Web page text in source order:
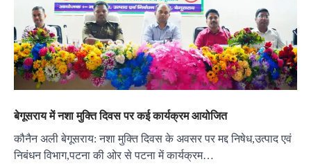
बेगूसराय में नशा मुक्ति दिवस पर कई कार्यक्रम आयोजित
कौनैन अली बेगूसराय: नशा मुक्ति दिवस के अवसर पर मद्द निषेध,उत्पाद एवं
निबंधन विभाग,पटना की ओर से पटना में कार्यक्रम…